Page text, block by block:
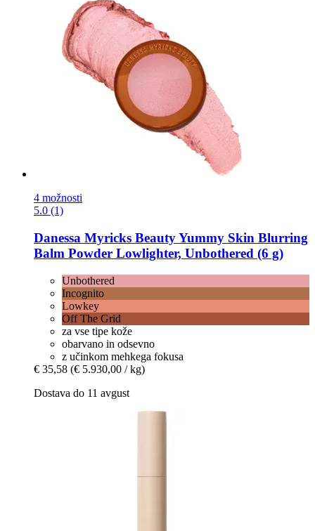
4 možnosti
5.0 (1)
Danessa Myricks BeautyYummy Skin Blurring
Balm Powder Lowlighter, Unbothered (6 g)
Unbothered
Incognito
Lowkey
Off The Grid
za vse tipe kože
obarvano in odsevno
z učinkom mehkega fokusa
€ 35,58 (€ 5.930,00 / kg)
Dostava do 11 avgust